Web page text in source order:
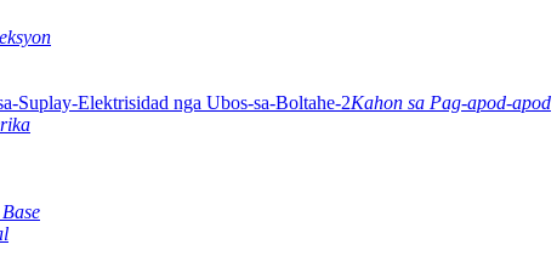
Kahon sa Pag-apod-apod